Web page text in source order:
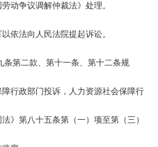
动争议调解仲裁法》处理。
依法向人民法院提起诉讼。
条第二款、第十一条、第十二条规
行政部门投诉，人力资源社会保障行
》第八十五条第（一）项至第（三）